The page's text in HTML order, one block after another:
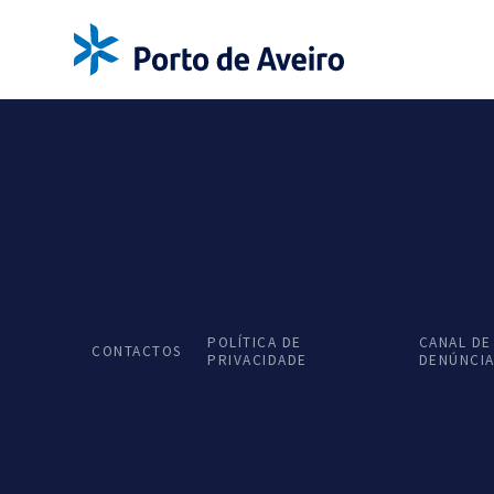
CONTACTOS
POLÍTICA DE
PRIVACIDADE
CANAL DE